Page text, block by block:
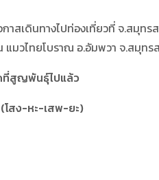
าสเดินทางไปท่องเที่ยวที่ จ.สมุท
แมวไทยโบราณ อ.อัมพวา จ.สมุทร
ที่สูญพันธุ์ไปแล้ว
โสง-หะ-เสพ-ยะ)